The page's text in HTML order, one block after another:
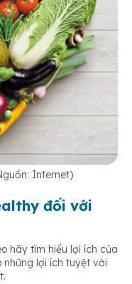
Internet)
đối với
hãy tìm hiểu lợi ích của
những lợi ích tuyệt vời